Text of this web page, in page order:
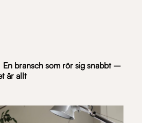
En bransch som rör sig snabbt –
är allt